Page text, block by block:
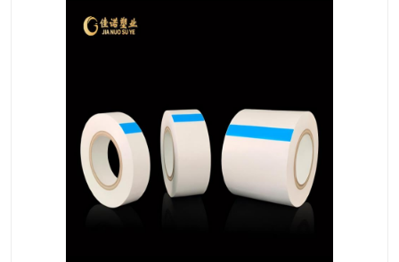
明蓝保护膜 纯黑保护膜
印字保护膜 彩钢板保护膜